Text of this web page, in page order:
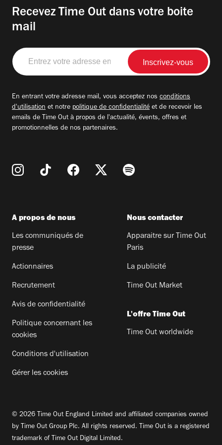
Recevez Time Out dans votre boite
mail
Entrez
votre
adresse
En entrant votre adresse mail, vous acceptez nos conditions
d'utilisation et notre politique de confidentialité et de recevoir les
emails de Time Out à propos de l'actualité, évents, offres et
promotionnelles de nos partenaires.
A propos de nous
Les communiqués de
presse
Actionnaires
Recrutement
Avis de confidentialité
Politique concernant les
cookies
Conditions d'utilisation
Gérer les cookies
Nous contacter
Apparaitre sur Time Out
Paris
La publicité
Time Out Market
L'offre Time Out
Time Out worldwide
© 2026 Time Out England Limited and affiliated companies owned
by Time Out Group Plc. All rights reserved. Time Out is a registered
trademark of Time Out Digital Limited.